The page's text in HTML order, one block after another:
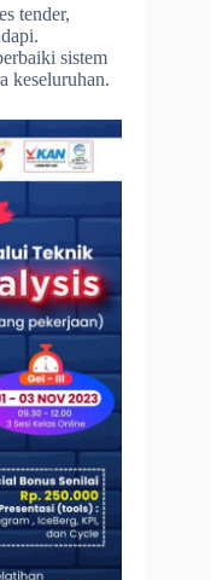
tender,
sistem
keseluruhan.